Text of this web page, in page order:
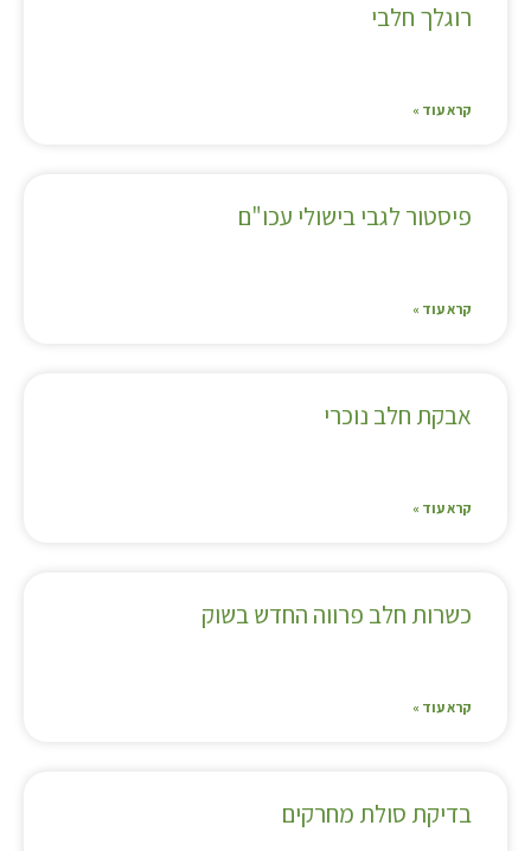
רוגלך חלבי
קרא עוד »
פיסטור לגבי בישולי עכו"ם
קרא עוד »
אבקת חלב נוכרי
קרא עוד »
כשרות חלב פרווה החדש בשוק
קרא עוד »
בדיקת סולת מחרקים